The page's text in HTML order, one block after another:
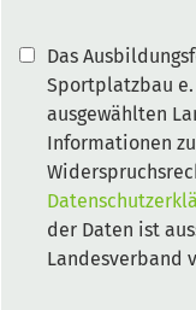
Das
Sportplatzbau
ausgewählten
Informationen
der Daten ist
Landesverband